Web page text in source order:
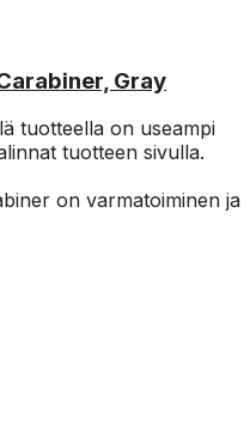
Gray
tuotteella on useampi
tuotteen sivulla.
on varmatoiminen ja